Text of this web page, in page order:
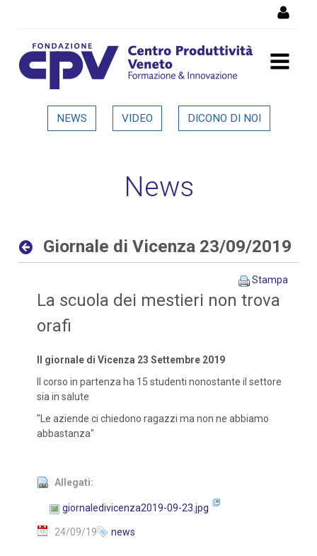
Giornale di Vicenza
NEWS VIDEO DICONO DI NOI
News
Giornale di Vicenza 23/09/2019
Stampa
La scuola dei mestieri non trova
orafi
Il giornale di Vicenza 23 Settembre 2019
Il corso in partenza ha 15 studenti nonostante il settore
sia in salute
"Le aziende ci chiedono ragazzi ma non ne abbiamo
abbastanza"
Allegati:
giornaledivicenza2019-09-23.jpg
24/09/19 news